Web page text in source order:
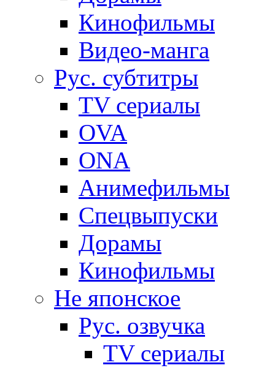
Кинофильмы
Видео-манга
Рус. субтитры
TV сериалы
OVA
ONA
Анимефильмы
Спецвыпуски
Дорамы
Кинофильмы
Не японское
Рус. озвучка
TV сериалы